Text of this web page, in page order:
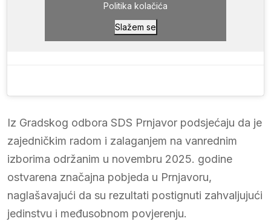
Politika kolačića
Slažem se
Iz Gradskog odbora SDS Prnjavor podsjećaju da je
zajedničkim radom i zalaganjem na vanrednim
izborima održanim u novembru 2025. godine
ostvarena značajna pobjeda u Prnjavoru,
naglašavajući da su rezultati postignuti zahvaljujući
jedinstvu i međusobnom povjerenju.